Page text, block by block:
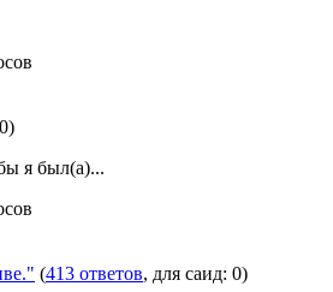
я был(а)...
(413 ответов, для саид: 0)